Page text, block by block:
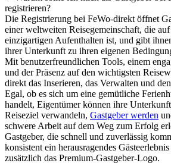
registrieren?
Die Registrierung bei FeWo-direkt öffnet
einer weltweiten Reisegemeinschaft, die
einzigartigen Aufenthalten ist, und gibt
ihrer Unterkunft zu ihren eigenen
Mit benutzerfreundlichen Tools, einem
und der Präsenz auf den wichtigsten
direkt das Inserieren, das Verwalten und
Egal, ob es sich um eine gemütliche
handelt, Eigentümer können ihre
Reiseziel verwandeln, Gastgeber werden
schwere Arbeit auf dem Weg zum Erfolg
Gastgeber, die schnell und zuverlässig
konsistent ein herausragendes
zusätzlich das Premium-Gastgeber-Logo.